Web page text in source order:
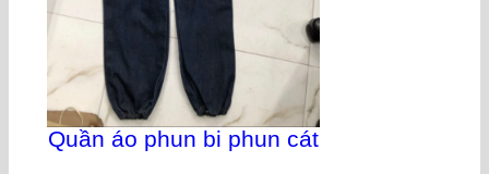
Quần áo phun bi phun cát